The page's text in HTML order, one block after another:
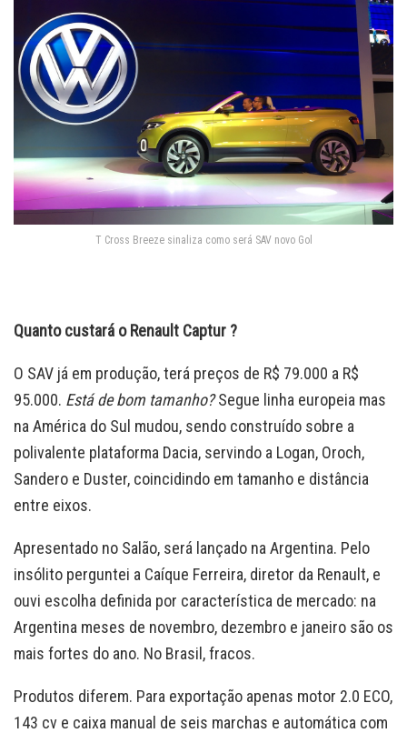
T Cross Breeze sinaliza como será SAV novo Gol
Quanto custará o Renault Captur ?
O SAV já em produção, terá preços de R$ 79.000 a R$
95.000. Está de bom tamanho?Segue linha europeia mas
na América do Sul mudou, sendo construído sobre a
polivalente plataforma Dacia, servindo a Logan, Oroch,
Sandero e Duster, coincidindo em tamanho e distância
entre eixos.
Apresentado no Salão, será lançado na Argentina. Pelo
insólito perguntei a Caíque Ferreira, diretor da Renault, e
ouvi escolha definida por característica de mercado: na
Argentina meses de novembro, dezembro e janeiro são os
mais fortes do ano. No Brasil, fracos.
Produtos diferem. Para exportação apenas motor 2.0 ECO,
143 cv e caixa manual de seis marchas e automática com